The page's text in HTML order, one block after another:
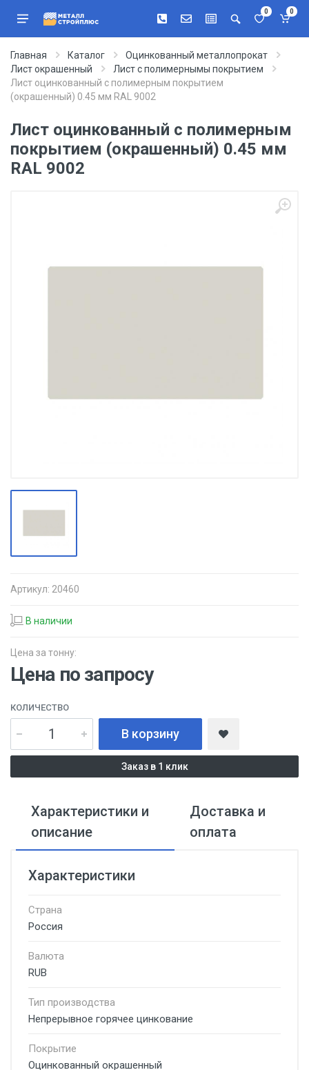
0 0
Главная Каталог
Оцинкованный металлопрокат
Лист окрашенный
Лист с полимернымы покрытием
Лист оцинкованный с полимерным покрытием
(окрашенный) 0.45 мм RAL 9002
Лист оцинкованный с полимерным
покрытием (окрашенный) 0.45 мм
RAL 9002
Артикул: 20460
В наличии
Цена за тонну:
Цена по запросу
КОЛИЧЕСТВО
В корзину
Заказ в 1 клик
Характеристики и
описание
Доставка и
оплата
Характеристики
Страна
Россия
Валюта
RUB
Тип производства
Непрерывное горячее цинкование
Покрытие
Оцинкованный окрашенный